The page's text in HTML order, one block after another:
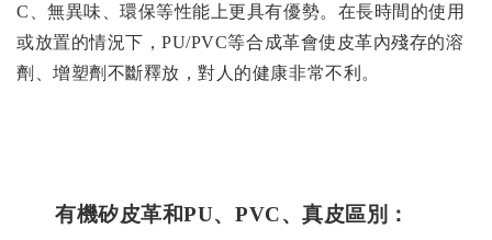
C 、無異味、環保等性能上更具有優勢。在長時間的使用
或放置的情況下，PU/PVC等合成革會使皮革內殘存的溶
劑、增塑劑不斷釋放，對人的健康非常不利。
有機矽皮革和PU、PVC、真皮區別：